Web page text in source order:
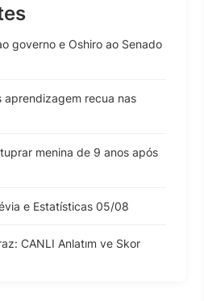
governo e Oshiro ao Senado
aprendizagem recua nas
menina de 9 anos após
e Estatísticas 05/08
CANLI Anlatım ve Skor